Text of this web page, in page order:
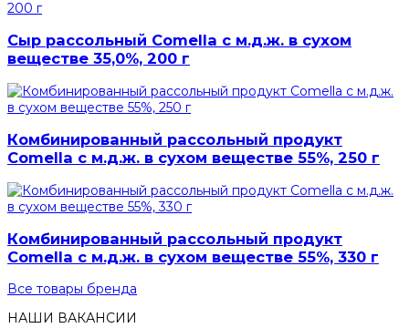
Сыр рассольный Comella с м.д.ж. в сухом
веществе 35,0%, 200 г
Комбинированный рассольный продукт
Comella с м.д.ж. в сухом веществе 55%, 250 г
Комбинированный рассольный продукт
Comella с м.д.ж. в сухом веществе 55%, 330 г
Все товары бренда
НАШИ ВАКАНСИИ